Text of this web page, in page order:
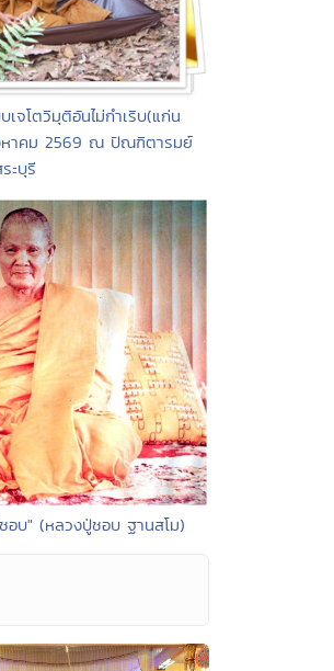
จโตวิมุติอันไม่กำเริบ(แก่น
หาคม 2569 ณ ปัณฑิตารมย์
ะบุรี
บ" (หลวงปู่ชอบ ฐานสโม)